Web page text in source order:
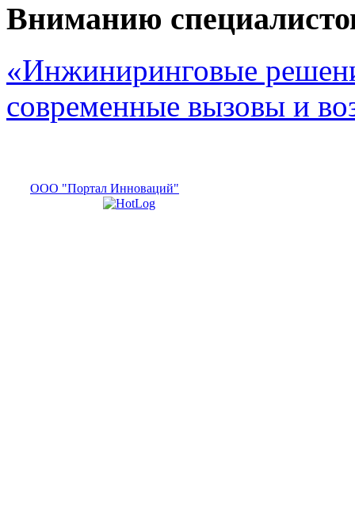
Вниманию
«Инжиниринговые
современные вызовы и
ООО "Портал Инноваций"